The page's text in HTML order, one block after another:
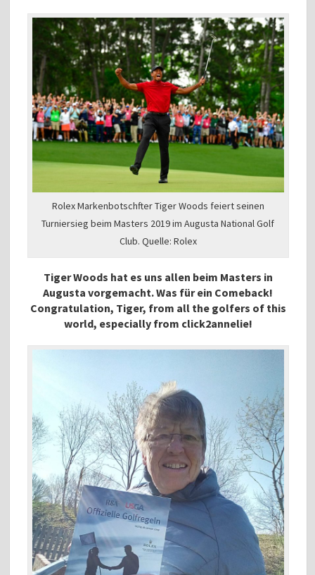
Rolex Markenbotschfter Tiger Woods feiert seinen
Turniersieg beim Masters 2019 im Augusta National Golf
Club. Quelle: Rolex
Tiger Woods hat es uns allen beim Masters in
Augusta vorgemacht. Was für ein Comeback!
Congratulation, Tiger, from all the golfers of this
world, especially from click2annelie!